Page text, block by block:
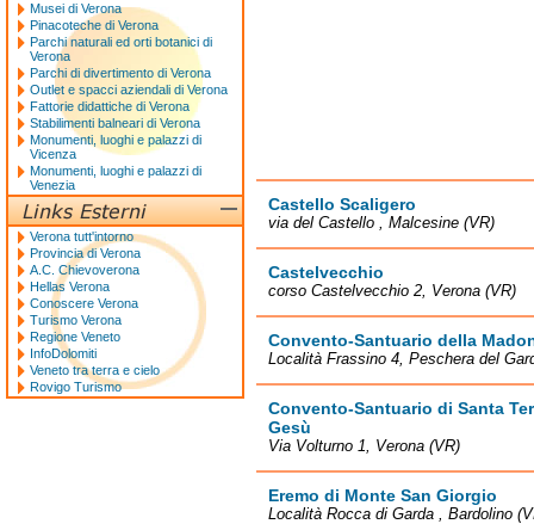
Castello Scaligero
via del Castello , Malcesine (VR)
Castelvecchio
corso Castelvecchio 2, Verona (VR)
Convento-Santuario della
Località Frassino 4, Peschera del
Convento-Santuario di Santa
Gesù
Via Volturno 1, Verona (VR)
Eremo di Monte San Giorgio
Località Rocca di Garda , Bardolino
Musei di Verona
Pinacoteche di Verona
Parchi naturali ed orti botanici di
Verona
Parchi di divertimento di Verona
Outlet e spacci aziendali di Verona
Fattorie didattiche di Verona
Stabilimenti balneari di Verona
Monumenti, luoghi e palazzi di
Vicenza
Monumenti, luoghi e palazzi di
Venezia
Verona tutt'intorno
Provincia di Verona
A.C. Chievoverona
Hellas Verona
Conoscere Verona
Turismo Verona
Regione Veneto
InfoDolomiti
Veneto tra terra e cielo
Rovigo Turismo